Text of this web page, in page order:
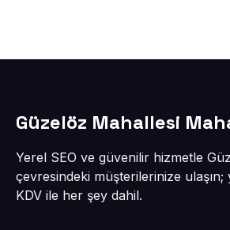
Güzelöz Mahallesi
Yerel SEO ve güvenilir hizmetle
çevresindeki müşterilerinize ulaşın;
KDV ile her şey dahil.